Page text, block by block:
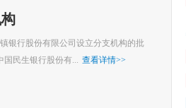
银行股份有限公司设立分支机构的批
民生银行股份有...
查看详情>>